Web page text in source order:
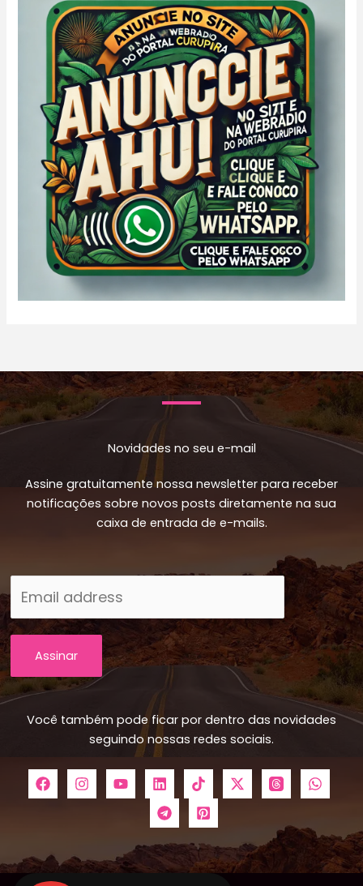
Novidades no seu e-mail
Assine gratuitamente nossa newsletter para receber
notificações sobre novos posts diretamente na sua
caixa de entrada de e-mails.
Assinar
Você também pode ficar por dentro das novidades
seguindo nossas redes sociais.